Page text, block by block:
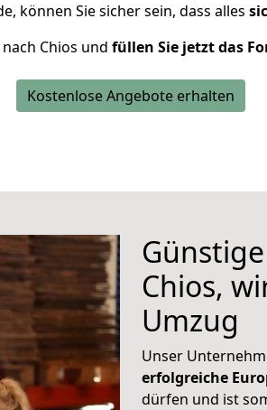
können Sie sicher sein, dass alles
Chios und füllen Sie jetzt das
Kostenlose Angebote erhalten
Chios,
Umzug
Unser
erfolgreiche
dürfen und ist